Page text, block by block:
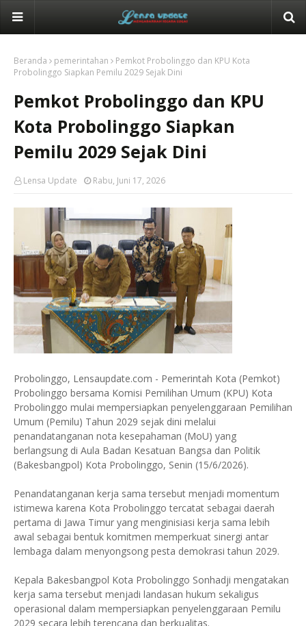
Beranda pemerintahan
Pemkot Probolinggo dan KPU Kota
Probolinggo Siapkan Pemilu 2029 Sejak Dini
Pemkot Probolinggo dan KPU
Kota Probolinggo Siapkan
Pemilu 2029 Sejak Dini
Lensa Update Rabu, Juni 17, 2026
Probolinggo, Lensaupdate.com - Pemerintah Kota (Pemkot)
Probolinggo bersama Komisi Pemilihan Umum (KPU) Kota
Probolinggo mulai mempersiapkan penyelenggaraan Pemilihan
Umum (Pemilu) Tahun 2029 sejak dini melalui
penandatanganan nota kesepahaman (MoU) yang
berlangsung di Aula Badan Kesatuan Bangsa dan Politik
(Bakesbangpol) Kota Probolinggo, Senin (15/6/2026).
Penandatanganan kerja sama tersebut menjadi momentum
istimewa karena Kota Probolinggo tercatat sebagai daerah
pertama di Jawa Timur yang menginisiasi kerja sama lebih
awal sebagai bentuk komitmen memperkuat sinergi antar
lembaga dalam menyongsong pesta demokrasi tahun 2029.
Kepala Bakesbangpol Kota Probolinggo Sonhadji mengatakan
kerja sama tersebut menjadi landasan hukum sekaligus
operasional dalam mempersiapkan penyelenggaraan Pemilu
2029 secara lebih terencana dan berkualitas.